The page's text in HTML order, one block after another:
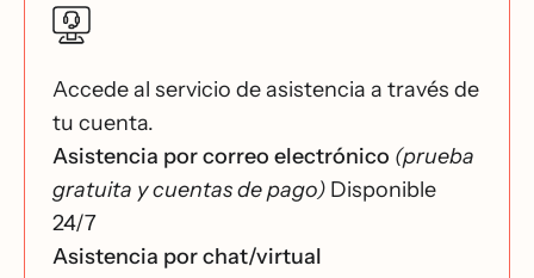
Accede al servicio de asistencia a través de
tu cuenta.
Asistencia por correo electrónico (prueba
gratuita y cuentas de pago) Disponible
24/7
Asistencia por chat/virtual